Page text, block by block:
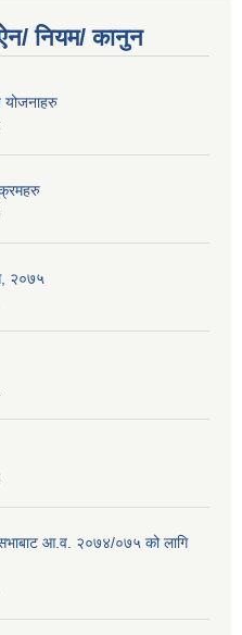
नियम/ कानुन
२०७५
आ.व. २०७४/०७५ को लागि